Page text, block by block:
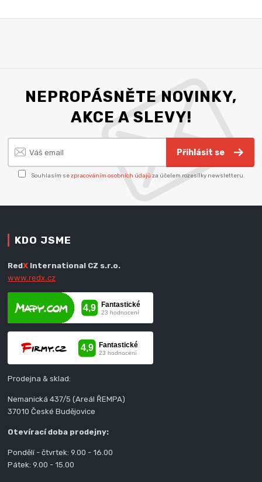
NEPROPÁSNĚTE NOVINKY,
AKCE A SLEVY!
Přihlásit se
Souhlasím sezpracováním osobních údajů za účelem rozesílky newsletteru.
KDO JSME
RedX International CZ s.r.o.
www.redx.cz
Prodejna & sklad:
Nemanická 437/5 (Areál ŘEMPA)
37010 České Budějovice
Otevírací doba prodejny:
Pondělí - čtvrtek: 9.00 - 16.00
Pátek: 9.00 - 15.00